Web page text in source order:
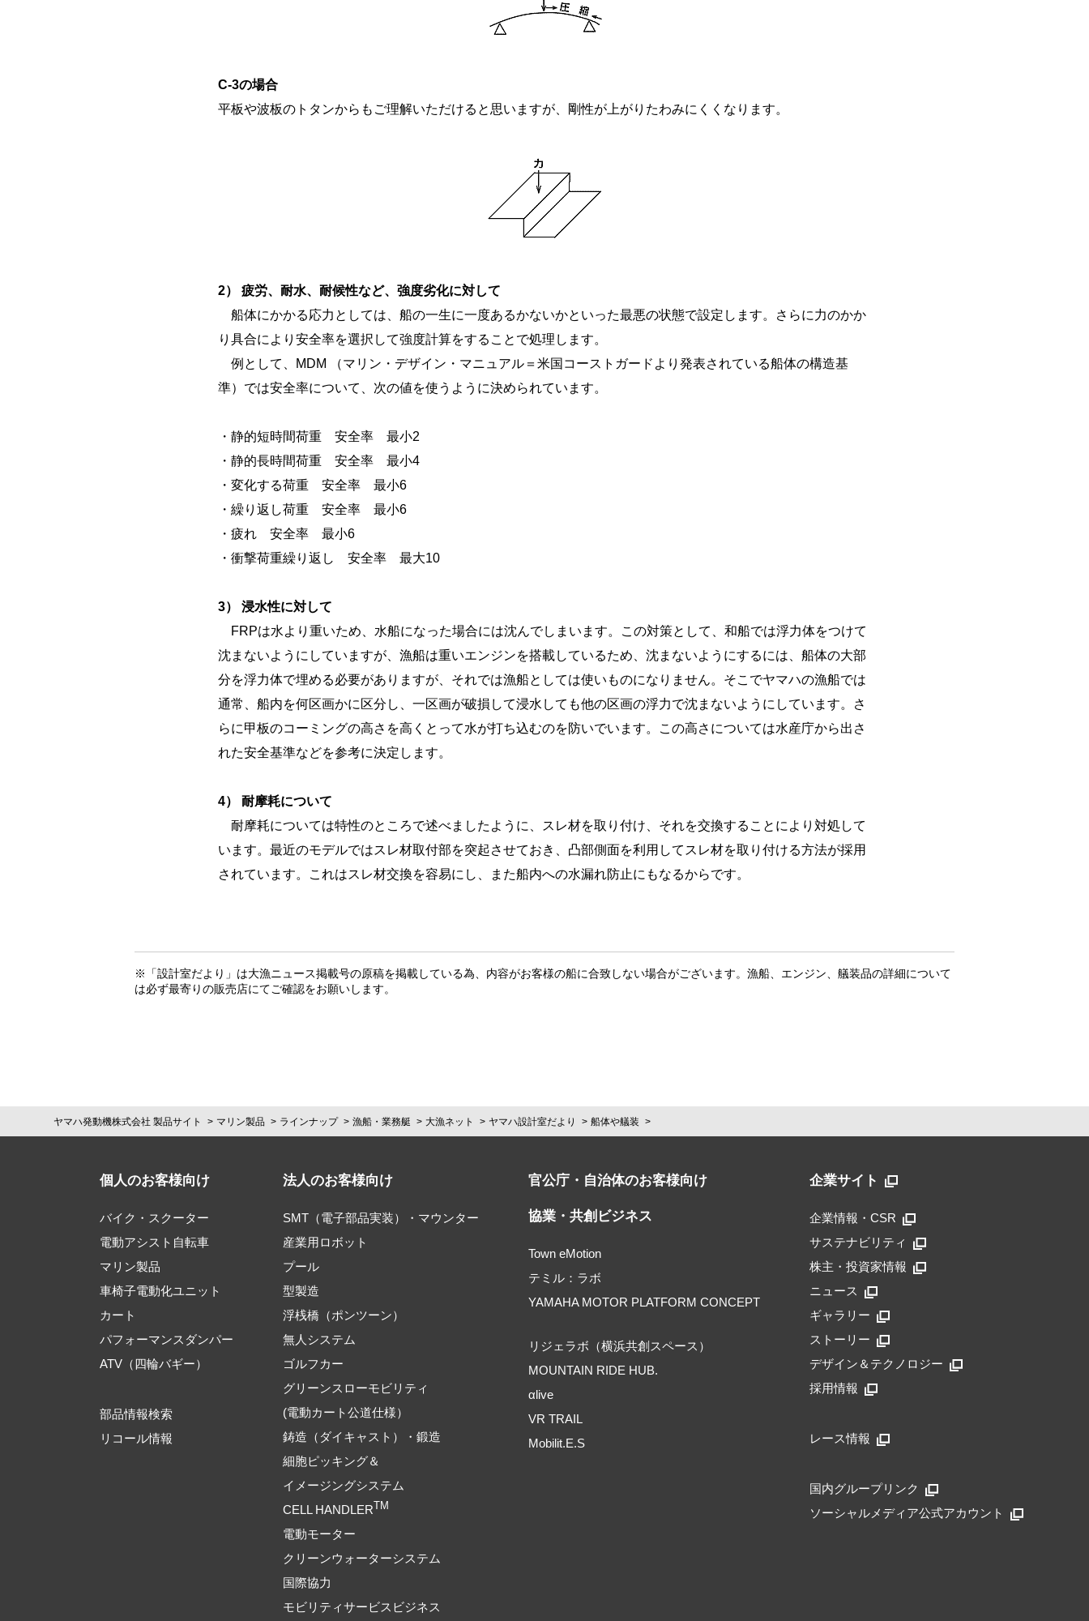
C-3の場合
平板や波板のトタンからもご理解いただけると思いますが、剛性が上がりたわみにくくなります。
2） 疲労、耐水、耐候性など、強度劣化に対して
船体にかかる応力としては、船の一生に一度あるかないかといった最悪の状態で設定します。さらに力のかか
り具合により安全率を選択して強度計算をすることで処理します。
例として、MDM （マリン・デザイン・マニュアル＝米国コーストガードより発表されている船体の構造基
準）では安全率について、次の値を使うように決められています。
・静的短時間荷重 安全率 最小2
・静的長時間荷重 安全率 最小4
・変化する荷重 安全率 最小6
・繰り返し荷重 安全率 最小6
・疲れ 安全率 最小6
・衝撃荷重繰り返し 安全率 最大10
3） 浸水性に対して
FRPは水より重いため、水船になった場合には沈んでしまいます。この対策として、和船では浮力体をつけて
沈まないようにしていますが、漁船は重いエンジンを搭載しているため、沈まないようにするには、船体の大部
分を浮力体で埋める必要がありますが、それでは漁船としては使いものになりません。そこでヤマハの漁船では
通常、船内を何区画かに区分し、一区画が破損して浸水しても他の区画の浮力で沈まないようにしています。さ
らに甲板のコーミングの高さを高くとって水が打ち込むのを防いでいます。この高さについては水産庁から出さ
れた安全基準などを参考に決定します。
4） 耐摩耗について
耐摩耗については特性のところで述べましたように、スレ材を取り付け、それを交換することにより対処して
います。最近のモデルではスレ材取付部を突起させておき、凸部側面を利用してスレ材を取り付ける方法が採用
されています。これはスレ材交換を容易にし、また船内への水漏れ防止にもなるからです。
※「設計室だより」は大漁ニュース掲載号の原稿を掲載している為、内容がお客様の船に合致しない場合がございます。漁船、エンジン、艤装品の詳細について
は必ず最寄りの販売店にてご確認をお願いします。
ヤマハ発動機株式会社 製品サイト マリン製品 ラインナップ 漁船・業務艇 大漁ネット ヤマハ設計室だより 船体や艤装
個人のお客様向け
バイク・スクーター
電動アシスト自転車
マリン製品
車椅子電動化ユニット
カート
パフォーマンスダンパー
ATV（四輪バギー）
部品情報検索
リコール情報
法人のお客様向け
SMT（電子部品実装）・マウンター
産業用ロボット
プール
型製造
浮桟橋（ポンツーン）
無人システム
ゴルフカー
グリーンスローモビリティ
(電動カート公道仕様）
鋳造（ダイキャスト）・鍛造
細胞ピッキング＆
イメージングシステム
CELL HANDLERTM
電動モーター
クリーンウォーターシステム
国際協力
モビリティサービスビジネス
官公庁・自治体のお客様向け
協業・共創ビジネス
Town eMotion
テミル：ラボ
YAMAHA MOTOR PLATFORM CONCEPT
リジェラボ（横浜共創スペース）
MOUNTAIN RIDE HUB.
αlive
VR TRAIL
Mobilit.E.S
企業サイト
企業情報・CSR
サステナビリティ
株主・投資家情報
ニュース
ギャラリー
ストーリー
デザイン＆テクノロジー
採用情報
レース情報
国内グループリンク
ソーシャルメディア公式アカウント